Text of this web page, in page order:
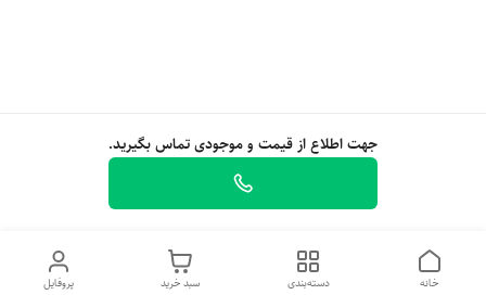
جهت اطلاع از قیمت و موجودی تماس بگیرید.
پروفایل سبد خرید دسته‌بندی خانه